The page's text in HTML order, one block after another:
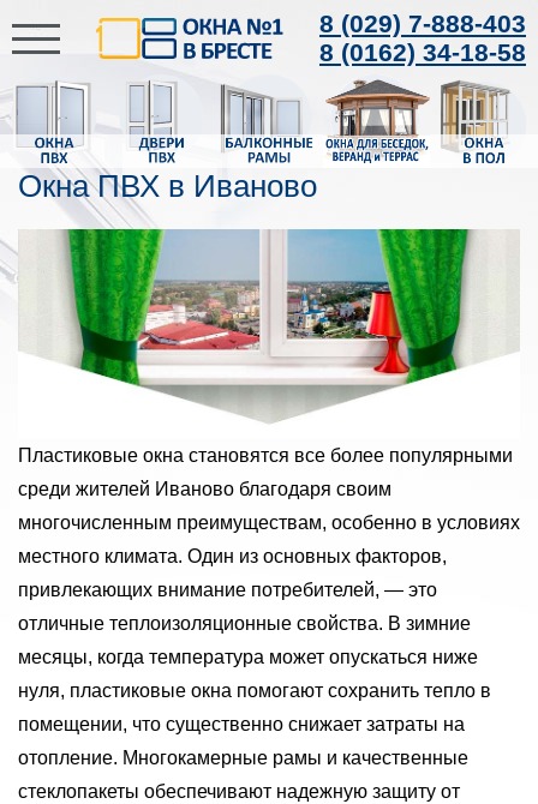
8 (029) 7-888-403
8 (0162) 34-18-58
Окна ПВХ в Иваново
Пластиковые окна становятся все более популярными
среди жителей Иваново благодаря своим
многочисленным преимуществам, особенно в условиях
местного климата. Один из основных факторов,
привлекающих внимание потребителей, — это
отличные теплоизоляционные свойства. В зимние
месяцы, когда температура может опускаться ниже
нуля, пластиковые окна помогают сохранить тепло в
помещении, что существенно снижает затраты на
отопление. Многокамерные рамы и качественные
стеклопакеты обеспечивают надежную защиту от